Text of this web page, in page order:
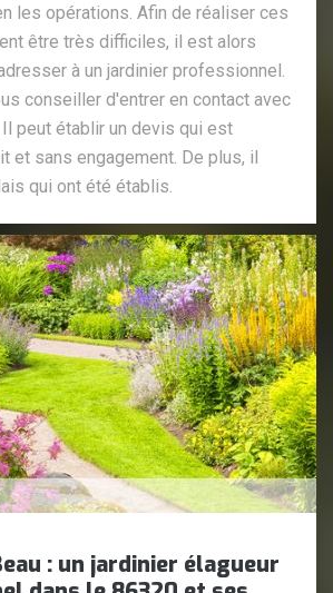
les opérations. Afin de réaliser ces
être très difficiles, il est alors
à un jardinier professionnel.
conseiller d'entrer en contact avec
Il peut établir un devis qui est
et sans engagement. De plus, il
qui ont été établis.
: un jardinier élagueur